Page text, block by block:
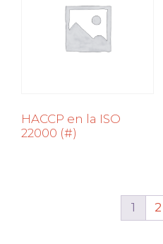
HACCP en la ISO
22000 (#)
1 2